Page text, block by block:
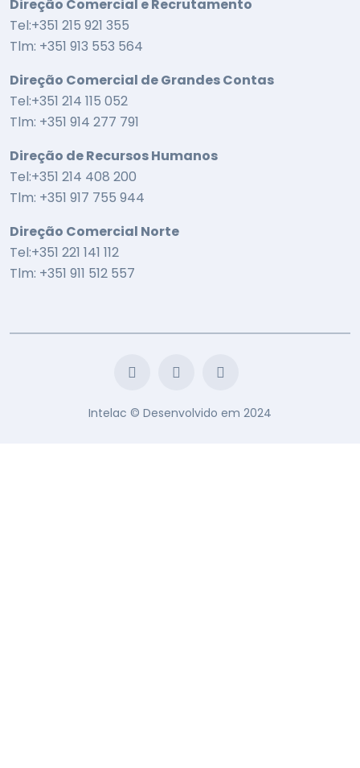
Direção Comercial e Recrutamento
Tel:+351 215 921 355
Tlm: +351 913 553 564
Direção Comercial de Grandes Contas
Tel:+351 214 115 052
Tlm: +351 914 277 791
Direção de Recursos Humanos
Tel:+351 214 408 200
Tlm: +351 917 755 944
Direção Comercial Norte
Tel:+351 221 141 112
Tlm: +351 911 512 557
Intelac © Desenvolvido em 2024